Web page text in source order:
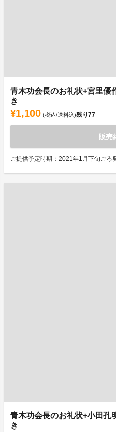
青木功会長のお礼状+宮里優
き
¥1,100 (税込/送料込)残り77
販売
ご提供予定時期：2021年1月下旬ごろ
青木功会長のお礼状+小田孔
き